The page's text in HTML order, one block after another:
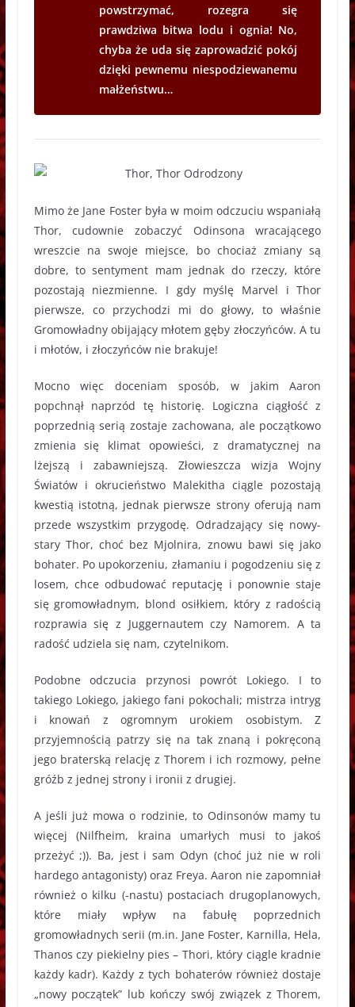
powstrzymać, rozegra się
prawdziwa bitwa lodu i ognia! No,
chyba że uda się zaprowadzić pokój
dzięki pewnemu niespodziewanemu
małżeństwu…
Mimo że Jane Foster była w moim odczuciu wspaniałą
Thor, cudownie zobaczyć Odinsona wracającego
wreszcie na swoje miejsce, bo chociaż zmiany są
dobre, to sentyment mam jednak do rzeczy, które
pozostają niezmienne. I gdy myślę Marvel i Thor
pierwsze, co przychodzi mi do głowy, to właśnie
Gromowładny obijający młotem gęby złoczyńców. A tu
i młotów, i złoczyńców nie brakuje!
Mocno więc doceniam sposób, w jakim Aaron
popchnął naprzód tę historię. Logiczna ciągłość z
poprzednią serią zostaje zachowana, ale początkowo
zmienia się klimat opowieści, z dramatycznej na
lżejszą i zabawniejszą. Złowieszcza wizja Wojny
Światów i okrucieństwo Malekitha ciągle pozostają
kwestią istotną, jednak pierwsze strony oferują nam
przede wszystkim przygodę. Odradzający się nowy-
stary Thor, choć bez Mjolnira, znowu bawi się jako
bohater. Po upokorzeniu, złamaniu i pogodzeniu się z
losem, chce odbudować reputację i ponownie staje
się gromowładnym, blond osiłkiem, który z radością
rozprawia się z Juggernautem czy Namorem. A ta
radość udziela się nam, czytelnikom.
Podobne odczucia przynosi powrót Lokiego. I to
takiego Lokiego, jakiego fani pokochali; mistrza intryg
i knowań z ogromnym urokiem osobistym. Z
przyjemnością patrzy się na tak znaną i pokręconą
jego braterską relację z Thorem i ich rozmowy, pełne
gróźb z jednej strony i ironii z drugiej.
A jeśli już mowa o rodzinie, to Odinsonów mamy tu
więcej (Nilfheim, kraina umarłych musi to jakoś
przeżyć ;)). Ba, jest i sam Odyn (choć już nie w roli
hardego antagonisty) oraz Freya. Aaron nie zapomniał
również o kilku (-nastu) postaciach drugoplanowych,
które miały wpływ na fabułę poprzednich
gromowładnych serii (m.in. Jane Foster, Karnilla, Hela,
Thanos czy piekielny pies – Thori, który ciągle kradnie
każdy kadr). Każdy z tych bohaterów również dostaje
„nowy początek” lub kończy swój związek z Thorem,